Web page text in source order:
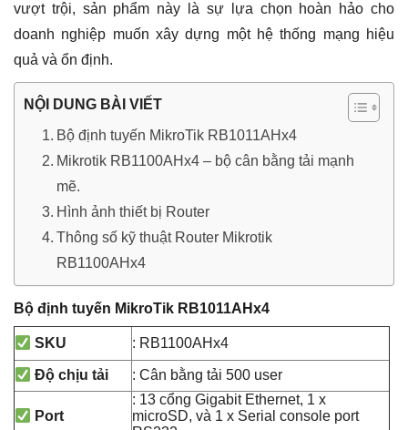
vượt trội, sản phẩm này là sự lựa chọn hoàn hảo cho
doanh nghiệp muốn xây dựng một hệ thống mạng hiệu
quả và ổn định.
NỘI DUNG BÀI VIẾT
Bộ định tuyến MikroTik RB1011AHx4
Mikrotik RB1100AHx4 – bộ cân bằng tải mạnh
mẽ.
Hình ảnh thiết bị Router
Thông số kỹ thuật Router Mikrotik
RB1100AHx4
Bộ định tuyến MikroTik RB1011AHx4
SKU : RB1100AHx4
Độ chịu tải : Cân bằng tải 500 user
Port
: 13 cổng Gigabit Ethernet, 1 x
microSD, và 1 x Serial console port